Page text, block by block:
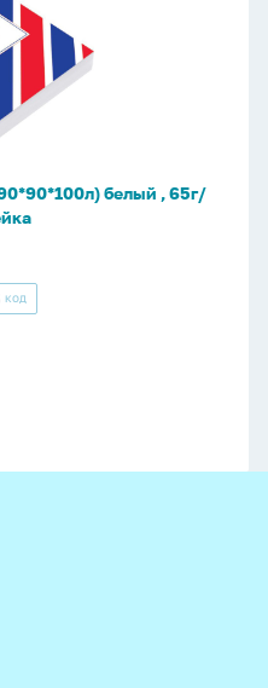
белый , 65г/
КОД